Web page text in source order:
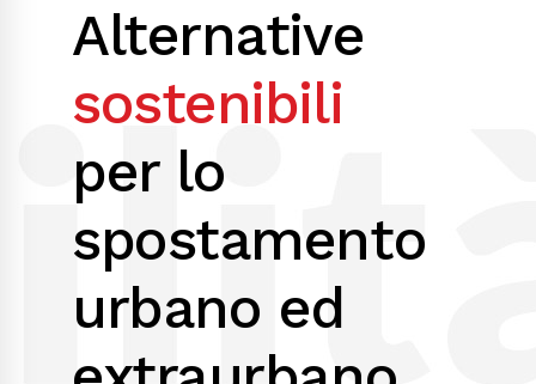
Alternative
sostenibili
per lo
spostamento
urbano ed